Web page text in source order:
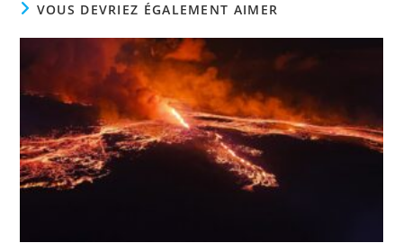
VOUS DEVRIEZ ÉGALEMENT AIMER